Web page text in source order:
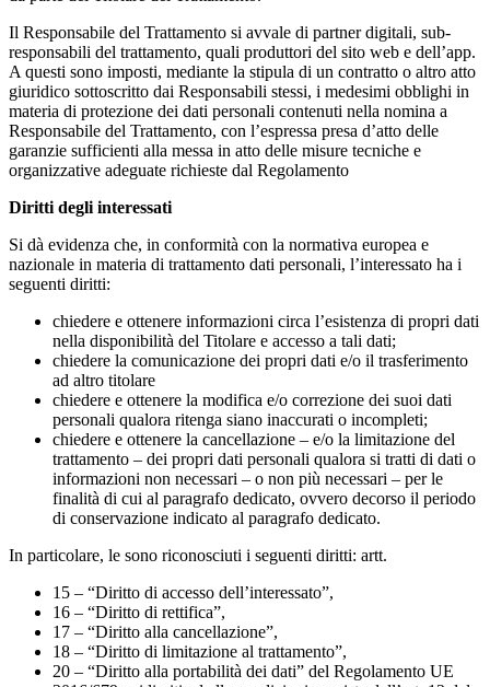
Il Responsabile del Trattamento si avvale di partner digitali, sub-
responsabili del trattamento, quali produttori del sito web e dell’app.
A questi sono imposti, mediante la stipula di un contratto o altro atto
giuridico sottoscritto dai Responsabili stessi, i medesimi obblighi in
materia di protezione dei dati personali contenuti nella nomina a
Responsabile del Trattamento, con l’espressa presa d’atto delle
garanzie sufficienti alla messa in atto delle misure tecniche e
organizzative adeguate richieste dal Regolamento
Diritti degli interessati
Si dà evidenza che, in conformità con la normativa europea e
nazionale in materia di trattamento dati personali, l’interessato ha i
seguenti diritti:
chiedere e ottenere informazioni circa l’esistenza di propri dati
nella disponibilità del Titolare e accesso a tali dati;
chiedere la comunicazione dei propri dati e/o il trasferimento
ad altro titolare
chiedere e ottenere la modifica e/o correzione dei suoi dati
personali qualora ritenga siano inaccurati o incompleti;
chiedere e ottenere la cancellazione – e/o la limitazione del
trattamento – dei propri dati personali qualora si tratti di dati o
informazioni non necessari – o non più necessari – per le
finalità di cui al paragrafo dedicato, ovvero decorso il periodo
di conservazione indicato al paragrafo dedicato.
In particolare, le sono riconosciuti i seguenti diritti: artt.
15 – “Diritto di accesso dell’interessato”,
16 – “Diritto di rettifica”,
17 – “Diritto alla cancellazione”,
18 – “Diritto di limitazione al trattamento”,
20 – “Diritto alla portabilità dei dati” del Regolamento UE